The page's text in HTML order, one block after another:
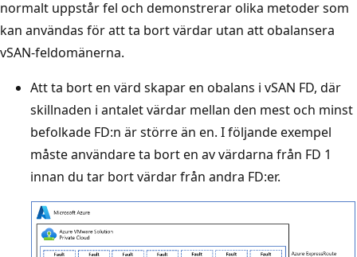
normalt uppstår fel och demonstrerar olika metoder som
kan användas för att ta bort värdar utan att obalansera
vSAN-feldomänerna.
Att ta bort en värd skapar en obalans i vSAN FD, där
skillnaden i antalet värdar mellan den mest och minst
befolkade FD:n är större än en. I följande exempel
måste användare ta bort en av värdarna från FD 1
innan du tar bort värdar från andra FD:er.